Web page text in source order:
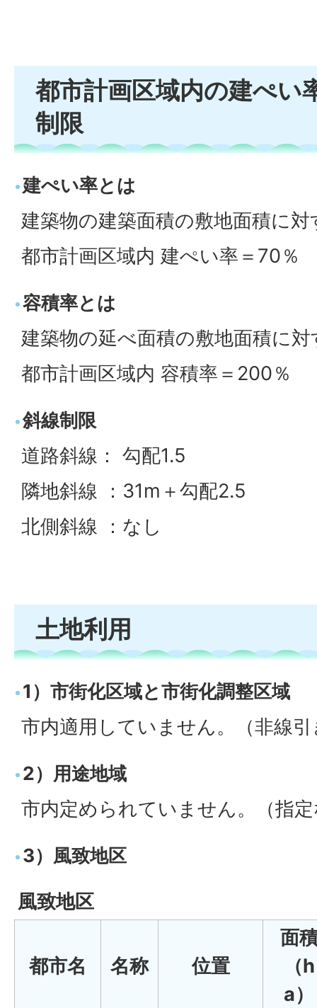
都市計画区域内の建ぺい
制限
建ぺい率とは
建築物の建築面積の敷地面積に
都市計画区域内 建ぺい率＝70％
容積率とは
建築物の延べ面積の敷地面積に
都市計画区域内 容積率＝200％
斜線制限
道路斜線： 勾配1.5
隣地斜線 ：31m＋勾配2.5
北側斜線 ：なし
土地利用
1）市街化区域と市街化調整区域
市内適用していません。（非線
2）用途地域
市内定められていません。（指
3）風致地区
風致地区
都市名 名称 位置
面
（h
a）